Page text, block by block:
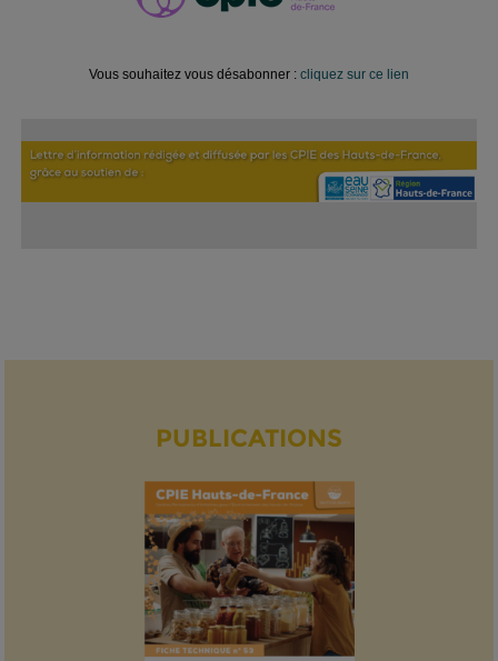
Vous souhaitez vous désabonner : cliquez sur ce lien
PUBLICATIONS